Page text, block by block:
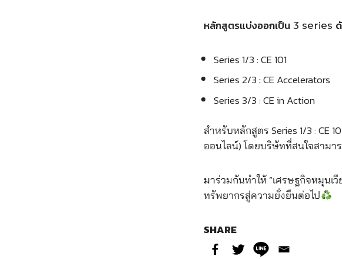
หลักสูตรแบ่งออกเป็น 3 series
Series 1/3 : CE 101
Series 2/3 : CE Accelerators
Series 3/3 : CE in Action
สำหรับหลักสูตร Series 1/3 : CE
ออนไลน์) โดยบริษัทที่สนใจสาม
มาร่วมกันทำให้ “เศรษฐกิจหมุนเ
ทรัพยากรสู่ความยั่งยืนต่อไป
SHARE